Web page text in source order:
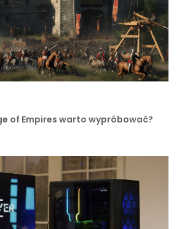
of Empires warto wypróbować?